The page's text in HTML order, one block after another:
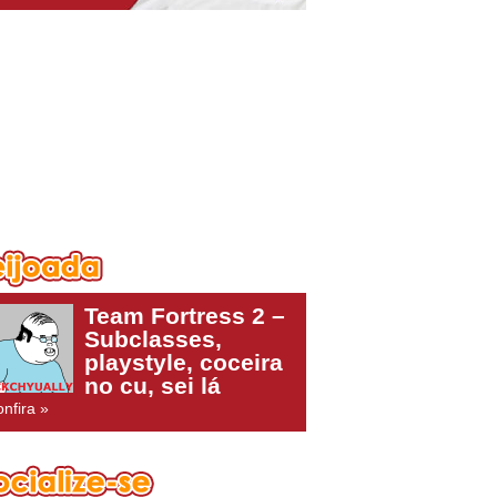
Team Fortress 2 –
Subclasses,
playstyle, coceira
no cu, sei lá
»